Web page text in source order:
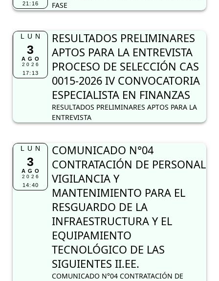
21:16
FASE
LUN
3
AGO
2026
17:13
RESULTADOS PRELIMINARES
APTOS PARA LA ENTREVISTA
PROCESO DE SELECCIÓN CAS
0015-2026 IV CONVOCATORIA
ESPECIALISTA EN FINANZAS
RESULTADOS PRELIMINARES APTOS PARA LA
ENTREVISTA
LUN
3
AGO
2026
14:40
COMUNICADO N°04
CONTRATACIÓN DE PERSONAL
VIGILANCIA Y
MANTENIMIENTO PARA EL
RESGUARDO DE LA
INFRAESTRUCTURA Y EL
EQUIPAMIENTO
TECNOLÓGICO DE LAS
SIGUIENTES II.EE.
COMUNICADO N°04 CONTRATACIÓN DE